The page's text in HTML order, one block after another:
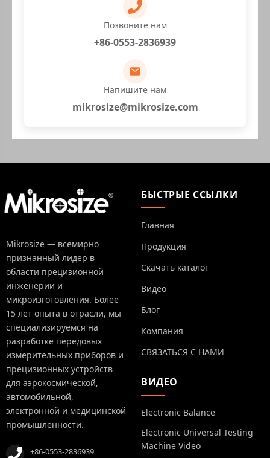
Позвоните нам
+86-0553-2836939
Напишите нам
mikrosize@mikrosize.com
Mikrosize — всемирно
признанный лидер в
области прецизионной
инженерии и
микроизготовления. Более
15 лет опыта в отрасли, мы
специализируемся на
разработке передовых
измерительных приборов и
прецизионных устройств
для аэрокосмической,
автомобильной,
электронной и медицинской
промышленности.
+86-0553-2836939
БЫСТРЫЕ ССЫЛКИ
Главная
Продукция
Скачать каталог
Видео
Блог
Компания
СВЯЗАТЬСЯ С НАМИ
ВИДЕО
Electronic Balance
Electronic Universal Testing
Machine Video